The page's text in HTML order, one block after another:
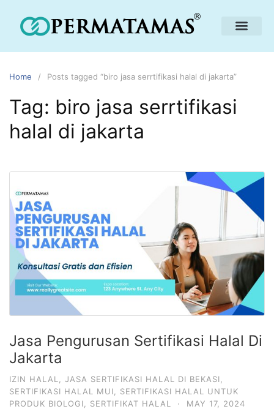
Home Posts tagged “biro jasa serrtifikasi halal di jakarta”
Tag: biro jasa serrtifikasi
halal di jakarta
Jasa Pengurusan Sertifikasi Halal Di
Jakarta
IZIN HALAL JASA SERTIFIKASI HALAL DI BEKASI
SERTIFIKASI HALAL MUI
SERTIFIKASI HALAL UNTUK
PRODUK BIOLOGI
SERTIFIKAT HALAL · MAY 17, 2024